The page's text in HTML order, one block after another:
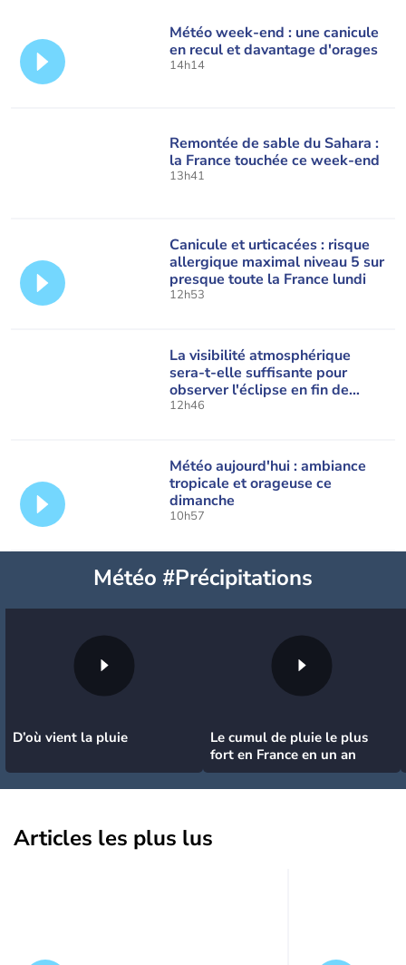
Météo week-end : une canicule
en recul et davantage d'orages
14h14
Remontée de sable du Sahara :
la France touchée ce week-end
13h41
Canicule et urticacées : risque
allergique maximal niveau 5 sur
presque toute la France lundi
12h53
La visibilité atmosphérique
sera-t-elle suffisante pour
observer l'éclipse en fin de
journée ?
12h46
Météo aujourd'hui : ambiance
tropicale et orageuse ce
dimanche
10h57
Météo #Précipitations
D’où vient la pluie
Le cumul de pluie le plus
fort en France en un an
Articles les plus lus